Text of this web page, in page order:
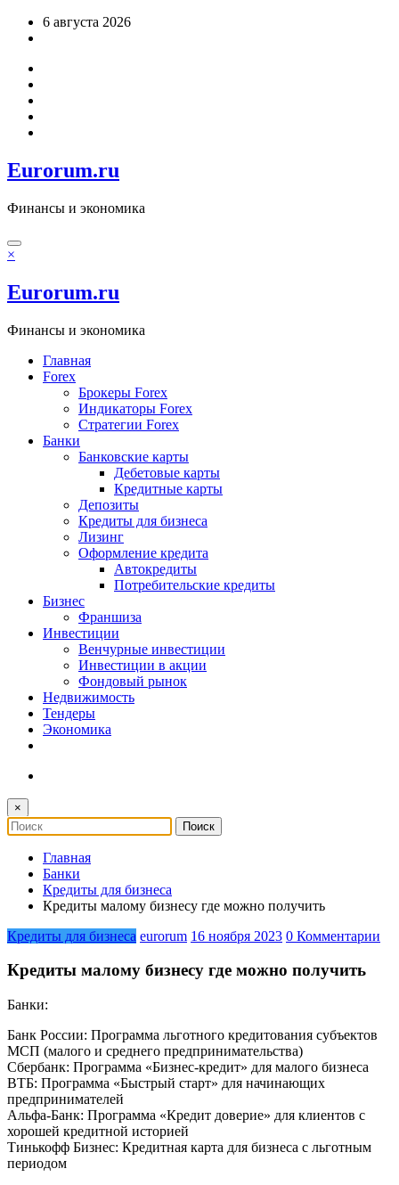
Перейти6 августа 2026
Eurorum.ru
Финансы и экономика
×
Eurorum.ru
Финансы и экономика
Главная
Forex
Брокеры Forex
Индикаторы Forex
Стратегии Forex
Банки
Банковские карты
Дебетовые карты
Кредитные карты
Депозиты
Кредиты для бизнеса
Лизинг
Оформление кредита
Автокредиты
Потребительские кредиты
Бизнес
Франшиза
Инвестиции
Венчурные инвестиции
Инвестиции в акции
Фондовый рынок
Недвижимость
Тендеры
Экономика
×
Главная
Банки
Кредиты для бизнеса
Кредиты малому бизнесу где можно получить
Кредиты для бизнеса eurorum 16 ноября 2023 0 Комментарии
Кредиты малому бизнесу где можно получить
Банки:
Банк России: Программа льготного кредитования субъектов
МСП (малого и среднего предпринимательства)
Сбербанк: Программа «Бизнес-кредит» для малого бизнеса
ВТБ: Программа «Быстрый старт» для начинающих
предпринимателей
Альфа-Банк: Программа «Кредит доверие» для клиентов с
хорошей кредитной историей
Тинькофф Бизнес: Кредитная карта для бизнеса с льготным
периодом